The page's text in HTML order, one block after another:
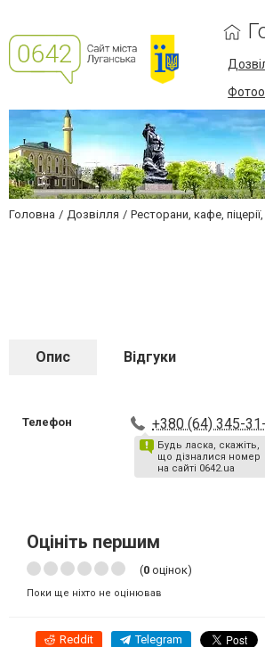
Головна Дозвілля Ресторани, кафе,
Опис Відгуки
Телефон +380 (64) 345-
Будь ласка, скажіть,
що дізналися номер
на сайті 0642.ua
Оцініть першим
(0 оцінок)
Поки ще ніхто не оцінював
Reddit Telegram